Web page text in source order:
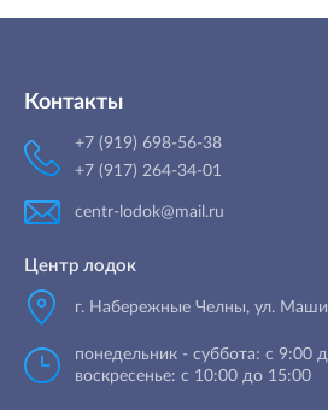
Контакты
+7 (919) 698-56-38
+7 (917) 264-34-01
centr-lodok@mail.ru
Центр лодок
г. Набережные Челны, ул.
понедельник - суббота: с 9:00
воскресенье: с 10:00 до 15:00